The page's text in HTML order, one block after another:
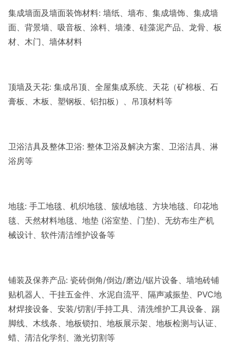
集成墙面及墙面装饰材料: 墙纸、墙布、集成墙饰、集成墙
面、背景墙、吸音板、涂料、墙漆、硅藻泥产品、龙骨、板
材、木门、墙体材料
顶墙及天花: 集成吊顶、全屋集成系统、天花（矿棉板、石
膏板、木板、塑钢板、铝扣板）、吊顶材料等
卫浴洁具及整体卫浴: 整体卫浴及解决方案、卫浴洁具、淋
浴房等
地毯: 手工地毯、机织地毯、簇绒地毯、方块地毯、印花地
毯、天然材料地毯、地垫 (浴室垫、门垫)、无纺布生产机
械设计、软件清洁维护设备等
铺装及保养产品: 瓷砖倒角/倒边/磨边/锯片设备、墙地砖铺
贴机器人、干挂五金件、水泥自流平、隔声减振垫、PVC地
材焊接设备、安装/切割/手持工具、清洗维护工具设备、踢
脚线、木线条、地板锁扣、地板展示架、地板检测与认证、
蜡、清洁化学剂、激光切割等